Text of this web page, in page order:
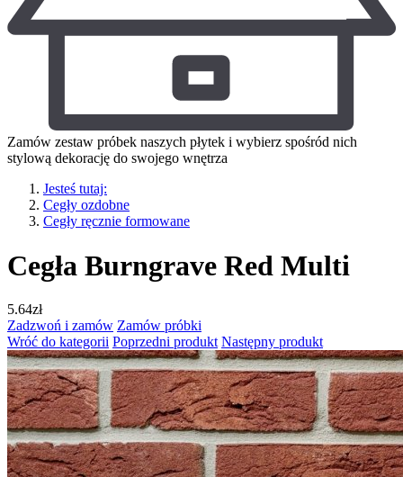
Zamów zestaw próbek naszych płytek i wybierz spośród nich
stylową dekorację do swojego wnętrza
Jesteś tutaj:
Cegły ozdobne
Cegły ręcznie formowane
Cegła Burngrave Red Multi
5.64zł
Zadzwoń i zamów Zamów próbki
Wróć do kategorii Poprzedni produkt Następny produkt